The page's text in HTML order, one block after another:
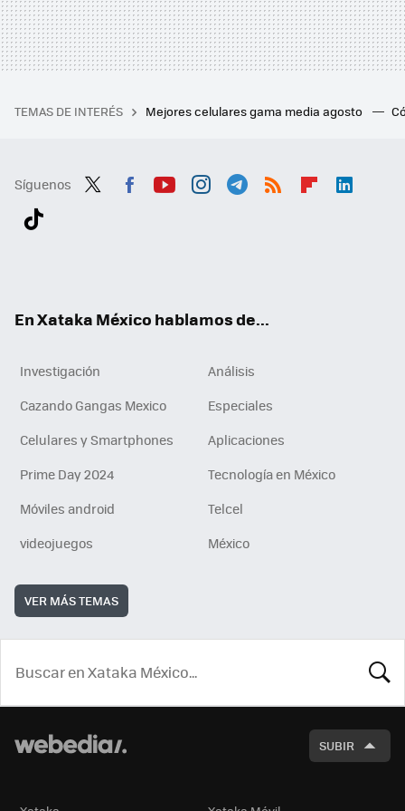
TEMAS DE INTERÉS Mejores celulares gama media agosto
Síguenos
En Xataka México hablamos de...
Investigación
Análisis
Cazando Gangas Mexico
Especiales
Celulares y Smartphones
Aplicaciones
Prime Day 2024
Tecnología en México
Móviles android
Telcel
videojuegos
México
VER MÁS TEMAS
SUBIR